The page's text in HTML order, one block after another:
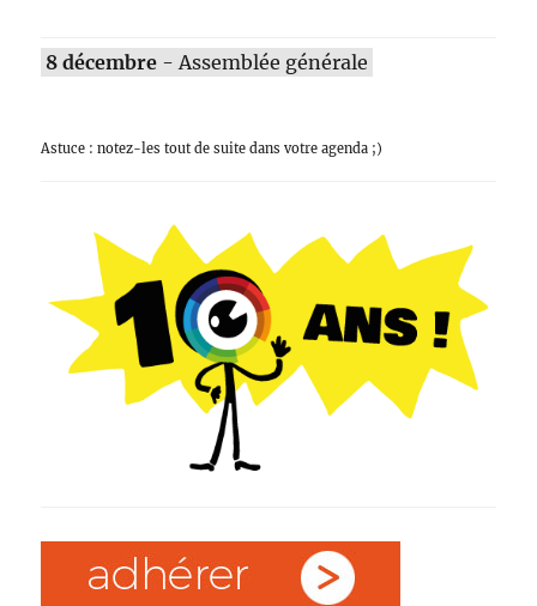
8 décembre - Assemblée générale
Astuce : notez-les tout de suite dans votre agenda ;)